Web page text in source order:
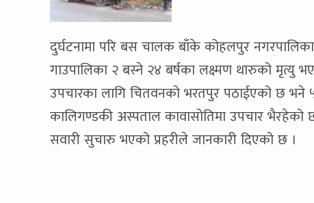
दुर्घटनामा परि बस चालक बाँके कोहलपुर
गाउपालिका २ बस्ने २४ बर्षका लक्ष्मण थारुको मृत्यु
उपचारका लागि चितवनको भरतपुर पठाईएको छ भने
कालिगण्डकी अस्पताल कावासोतिमा उपचार
सवारी सुचारु भएको प्रहरीले जानकारी दिएको छ ।